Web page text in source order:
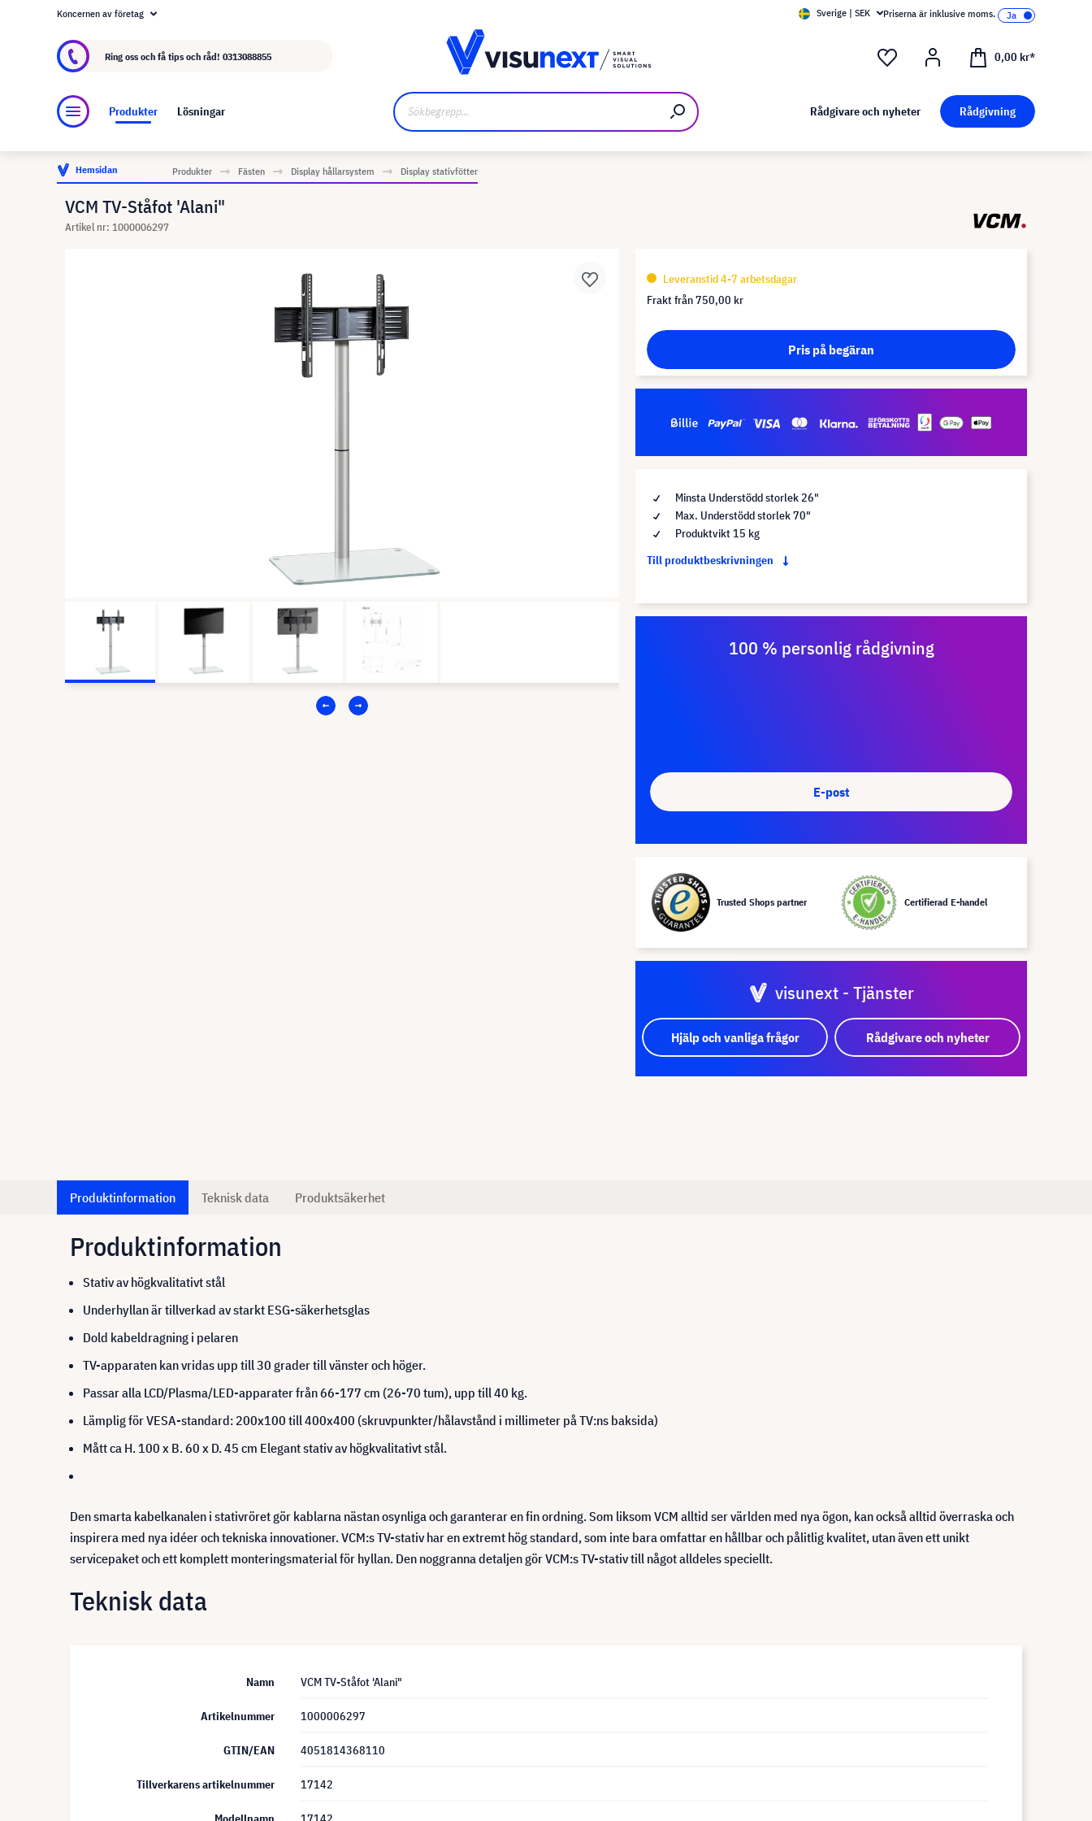
Om visunext.se
Koncernen av företag Sverige | SEK Priserna är inklusive moms.
Ring oss och få tips och råd! 0313088855 0,00 kr*
Produkter Lösningar Rådgivare och nyheter Rådgivning
Hemsidan Produkter Fästen Display hållarsystem Display stativfötter
VCM TV-Ståfot 'Alani"
Artikel nr: 1000006297
Leveranstid 4-7 arbetsdagar
Frakt från750,00 kr
Pris på begäran
Minsta Understödd storlek 26"
Max. Understödd storlek 70"
Produktvikt 15 kg
Till produktbeskrivningen
100 % personlig rådgivning
E-post
Trusted Shops partner Certifierad E-handel
visunext - Tjänster
Hjälp och vanliga frågor Rådgivare och nyheter
Produktinformation Teknisk data Produktsäkerhet
Produktinformation
Stativ av högkvalitativt stål
Underhyllan är tillverkad av starkt ESG-säkerhetsglas
Dold kabeldragning i pelaren
TV-apparaten kan vridas upp till 30 grader till vänster och höger.
Passar alla LCD/Plasma/LED-apparater från 66-177 cm (26-70 tum), upp till 40 kg.
Lämplig för VESA-standard: 200x100 till 400x400 (skruvpunkter/hålavstånd i millimeter på TV:ns baksida)
Mått ca H. 100 x B. 60 x D. 45 cm Elegant stativ av högkvalitativt stål.
Den smarta kabelkanalen i stativröret gör kablarna nästan osynliga och garanterar en fin ordning. Som liksom VCM alltid ser världen med nya ögon, kan också alltid överraska och
inspirera med nya idéer och tekniska innovationer. VCM:s TV-stativ har en extremt hög standard, som inte bara omfattar en hållbar och pålitlig kvalitet, utan även ett unikt
servicepaket och ett komplett monteringsmaterial för hyllan. Den noggranna detaljen gör VCM:s TV-stativ till något alldeles speciellt.
Teknisk data
Namn VCM TV-Ståfot 'Alani"
Artikelnummer 1000006297
GTIN/EAN 4051814368110
Tillverkarens artikelnummer 17142